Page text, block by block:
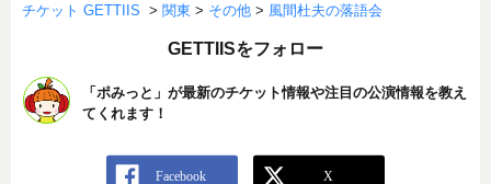
チケット GETTIIS > 関東 > その他 > 風間杜夫の落語会
GETTIISをフォロー
「ポみっと」が最新のチケット情報や注目の公演情報を教え
てくれます！